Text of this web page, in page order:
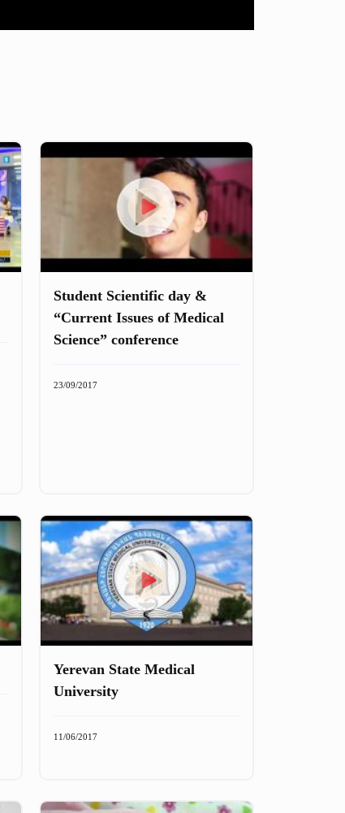
Student Scientific day &
“Current Issues of Medical
Science” conference
23/09/2017
Yerevan State Medical
University
11/06/2017